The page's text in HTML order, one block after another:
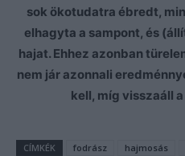
sok ökotudatra ébredt,
elhagyta a sampont, és
hajat. Ehhez azonban
nem jár azonnali
kell, míg visszaáll
CÍMKÉK fodrász hajmosás